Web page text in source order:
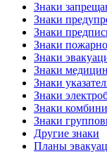
Знаки
Знаки
Знаки
Знаки
Знаки
Знаки
Знаки
Знаки
Знаки
Знаки
Другие знаки
Планы